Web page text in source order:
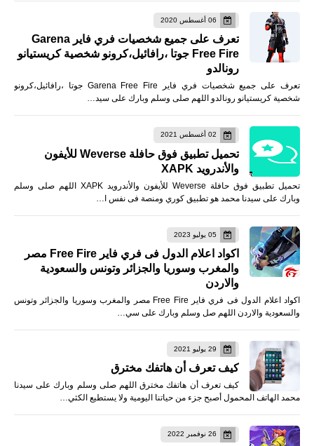
06 أغسطس 2020
تعرف على جميع شخصيات فري فاير Garena
Free Fire جوتا ،رافائيل،كرونو شخصية كريستيانو
رونالدو
تعرف على جميع شخصيات فري فاير Garena Free Fire جوتا ،رافائيل،كرونو
شخصية كريستيانو رونالدو اللهم صلى وسلم وبارك على سيد…
02 أغسطس 2021
تحميل تطبيق فوق حافلة Weverse للأيفون
والأندرويد XAPK
تحميل تطبيق فوق حافلة Weverse للأيفون والأندرويد XAPK اللهم صلى وسلم
وبارك على سيدنا محمد هو تطبيق كوري ومنصة فى نفس ا…
05 يوليو 2023
اكواد اعلام الدول فى فري فاير Free Fire مصر
والمغرب وسوريا والجزائر وتونس والسعودية
والاردن
اكواد اعلام الدول فى فري فاير Free Fire مصر والمغرب وسوريا والجزائر وتونس
والسعودية والاردن اللهم صل وسلم وبارك على سي…
29 يوليو 2021
كيف تعرف أن هاتفك مخترق
كيف تعرف أن هاتفك مخترق اللهم صلى وسلم وبارك على سيدنا
محمد الهاتف المحمول أصبح جزء من حياتنا اليومية ولا يستطيع الكثي…
26 نوفمبر 2022